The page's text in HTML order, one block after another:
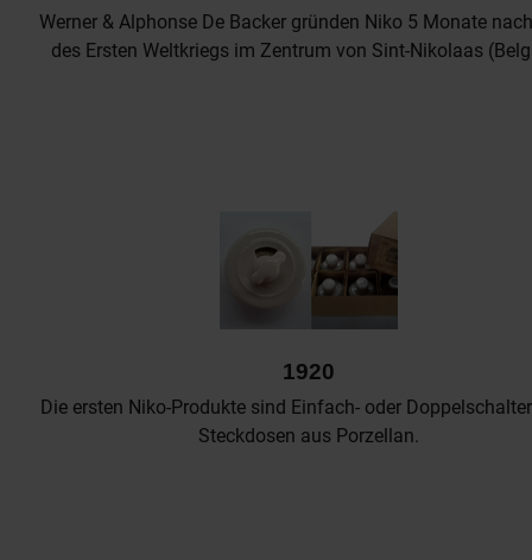
Werner & Alphonse De Backer gründen Niko 5 Monate
des Ersten Weltkriegs im Zentrum von Sint-Nikolaas
1920
Die ersten Niko-Produkte sind Einfach- oder
Steckdosen aus Porzellan.